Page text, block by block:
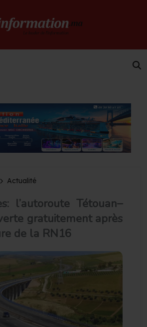
Actualité
l’autoroute Tétouan–
gratuitement après
de la RN16